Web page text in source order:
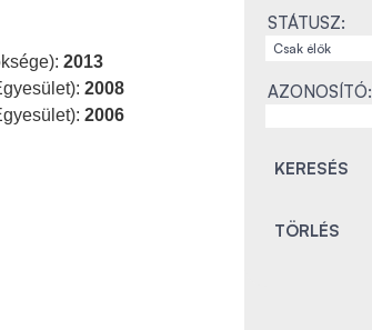
2013
2008
2006
STÁTUSZ:
AZONOSÍTÓ: